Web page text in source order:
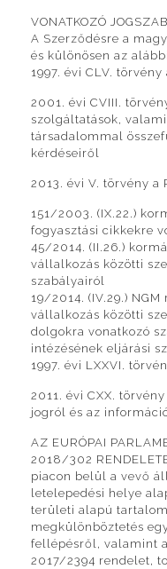
VONATKOZÓ
A Szerződésre a
és különösen az
1997. évi CLV.
2001. évi CVIII.
szolgáltatások,
társadalommal
kérdéseiről
2013. évi V. törvény
151/2003. (IX.22.)
fogyasztási cikkekre
45/2014. (II.26.)
vállalkozás közötti
szabályairól
19/2014. (IV.29.)
vállalkozás közötti
dolgokra vonatkozó
intézésének eljárási
1997. évi LXXVI.
2011. évi CXX.
jogról és az
AZ EURÓPAI
2018/302
piacon belül a vevő
letelepedési helye
területi alapú
megkülönböztetés
fellépésről, valamint
2017/2394 rendelet,